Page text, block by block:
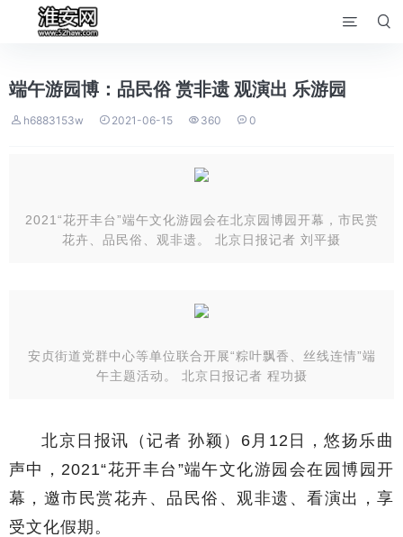
 
端午游园博：品民俗 赏非遗 观演出 乐游园
 h6883153w  2021-06-15  360  0
2021“花开丰台”端午文化游园会在北京园博园开幕，市民赏
花卉、品民俗、观非遗。 北京日报记者 刘平摄
安贞街道党群中心等单位联合开展“粽叶飘香、丝线连情”端
午主题活动。 北京日报记者 程功摄
北京日报讯（记者 孙颖）6月12日，悠扬乐曲
声中，2021“花开丰台”端午文化游园会在园博园开
幕，邀市民赏花卉、品民俗、观非遗、看演出，享
受文化假期。